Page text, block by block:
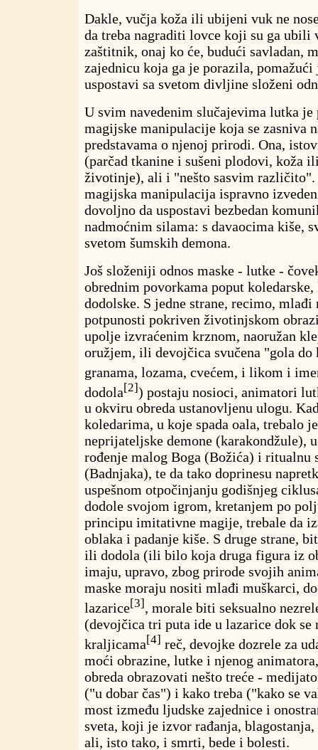
Dakle, vučja koža ili ubijeni vuk ne
da treba nagraditi lovce koji su ga ubili
zaštitnik, onaj ko će, budući savladan,
zajednicu koja ga je porazila,
uspostavi sa svetom divljine složeni
U svim navedenim slučajevima lutka je
magijske manipulacije koja se zasniva
predstavama o njenoj prirodi. Ona,
(parčad tkanine i sušeni plodovi, koža
životinje), ali i "nešto sasvim
magijska manipulacija ispravno
dovoljno da uspostavi bezbedan
nadmoćnim silama: s davaocima kiše,
svetom šumskih demona.
Još složeniji odnos maske - lutke -
obrednim povorkama poput
dodolske. S jedne strane, recimo, mlađi
potpunosti pokriven životinjskom
upolje izvraćenim krznom, naoružan
oružjem, ili devojčica svučena "gola
granama, lozama, cvećem, i likom i
dodola[2]) postaju nosioci, animatori
u okviru obreda ustanovljenu ulogu.
koledarima, u koje spada oala, trebalo
neprijateljske demone (karakondžule),
rođenje malog Boga (Božića) i ritualnu
(Badnjaka), te da tako doprinesu
uspešnom otpočinjanju godišnjeg
dodole svojom igrom, kretanjem po
principu imitativne magije, trebale da
oblaka i padanje kiše. S druge strane,
ili dodola (ili bilo koja druga figura iz
imaju, upravo, zbog prirode svojih
maske moraju nositi mlađi muškarci,
lazarice[3] , morale biti seksualno
(devojčica tri puta ide u lazarice dok se
kraljicama[4] reč, devojke dozrele za
moći obrazine, lutke i njenog
obreda obrazovati nešto treće -
("u dobar čas") i kako treba ("kako se
most između ljudske zajednice i
sveta, koji je izvor rađanja,
ali, isto tako, i smrti, bede i bolesti.